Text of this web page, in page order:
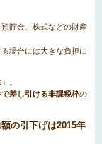
貯金、株式などの財産
場合には大きな負担に
。
差し引ける非課税枠の
の引下げは2015年